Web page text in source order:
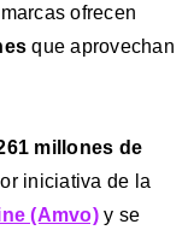
ofrecen
que aprovechan
millones de
iniciativa de la
(Amvo)y se